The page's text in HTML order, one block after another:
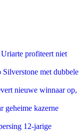
profiteert niet
met dubbele
nieuwe winnaar op,
geheime kazerne
12-jarige